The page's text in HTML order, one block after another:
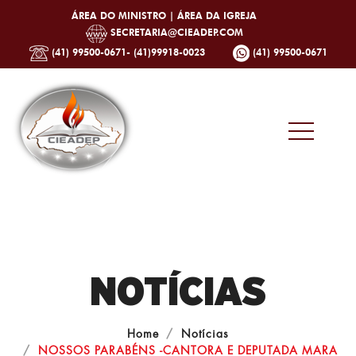
ÁREA DO MINISTRO | ÁREA DA IGREJA
SECRETARIA@CIEADEP.COM
(41) 99500-0671- (41)99918-0023
(41) 99500-0671
NOTÍCIAS
Home
Notícias
NOSSOS PARABÉNS -CANTORA E DEPUTADA MARA